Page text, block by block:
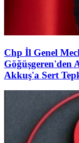
Chp İl Genel
Göğüşgeren'den
Akkuş'a Sert